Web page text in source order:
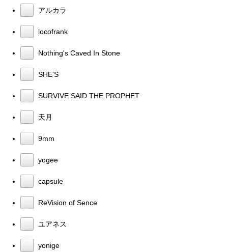
アルカラ
locofrank
Nothing's Caved In Stone
SHE'S
SURVIVE SAID THE PROPHET
天月
9mm
yogee
capsule
ReVision of Sence
ユアネス
yonige